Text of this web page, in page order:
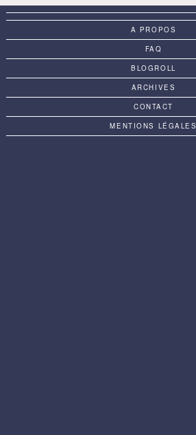
A PROPOS
FAQ
BLOGROLL
ARCHIVES
CONTACT
MENTIONS LÉGALES